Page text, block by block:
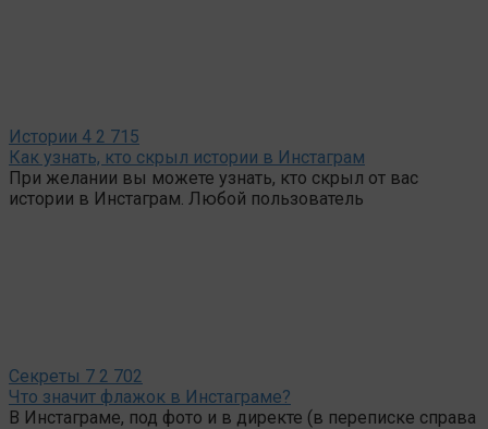
Истории 4 2 715
Как узнать, кто скрыл истории в Инстаграм
При желании вы можете узнать, кто скрыл от вас
истории в Инстаграм. Любой пользователь
Секреты 7 2 702
Что значит флажок в Инстаграме?
В Инстаграме, под фото и в директе (в переписке справа